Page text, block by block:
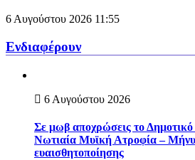
6 Αυγούστου 2026 11:55
Ενδιαφέρουν
6 Αυγούστου 2026
Σε μωβ αποχρώσεις το Δημοτικό
Νωτιαία Μυϊκή Ατροφία –
ευαισθητοποίησης